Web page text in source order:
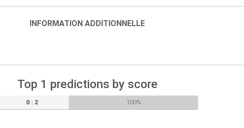
INFORMATION ADDITIONNELLE
Top 1 predictions by score
0 : 2 100%